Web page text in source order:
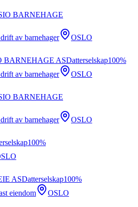
BARNEHAGE
av barnehager
OSLO
BARNEHAGE ASDatterselskap100%
av barnehager
OSLO
BARNEHAGE
av barnehager
OSLO
100%
ASDatterselskap100%
eiendom
OSLO